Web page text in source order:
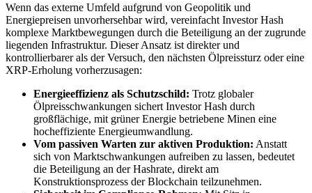
Wenn das externe Umfeld aufgrund von Geopolitik und
Energiepreisen unvorhersehbar wird, vereinfacht Investor Hash
komplexe Marktbewegungen durch die Beteiligung an der zugrunde
liegenden Infrastruktur. Dieser Ansatz ist direkter und
kontrollierbarer als der Versuch, den nächsten Ölpreissturz oder eine
XRP-Erholung vorherzusagen:
Energieeffizienz als Schutzschild: Trotz globaler
Ölpreisschwankungen sichert Investor Hash durch
großflächige, mit grüner Energie betriebene Minen eine
hocheffiziente Energieumwandlung.
Vom passiven Warten zur aktiven Produktion: Anstatt
sich von Marktschwankungen aufreiben zu lassen, bedeutet
die Beteiligung an der Hashrate, direkt am
Konstruktionsprozess der Blockchain teilzunehmen.